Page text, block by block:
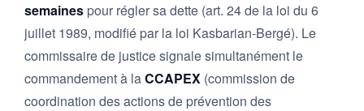
semaines pour régler sa dette (art. 24 de la loi du 6
juillet 1989, modifié par la loi Kasbarian-Bergé). Le
commissaire de justice signale simultanément le
commandement à laCCAPEX (commission de
coordination des actions de prévention des